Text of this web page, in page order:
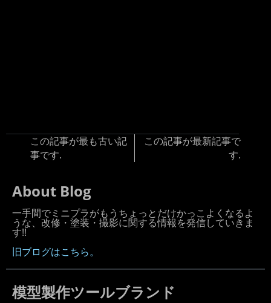
この記事が最も古い記
事です.
この記事が最新記事で
す.
About Blog
一手間でミニプラがもうちょっとだけかっこよくなるよ
うな、改修・塗装・撮影に関する情報を発信していきま
す!!
旧ブログはこちら。
模型製作ツールブランド